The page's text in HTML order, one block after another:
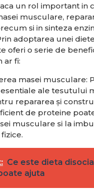
un rol important in
musculare,
si in sinteza
adoptarea unei
oferi o serie de
ar fi:
masei musculare:
ale tesutului
repararea și
de proteine
musculare si la
Ce este dieta
ajuta